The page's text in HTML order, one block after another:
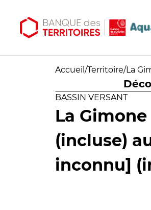
Accueil /Territoire/La
BASSIN VERSANT
La
(incluse)
inconnu]